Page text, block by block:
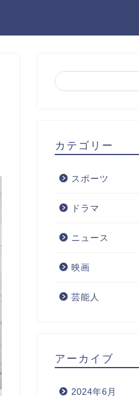
カテゴリー
スポーツ
ドラマ
ニュース
映画
芸能人
アーカイブ
2024年6月